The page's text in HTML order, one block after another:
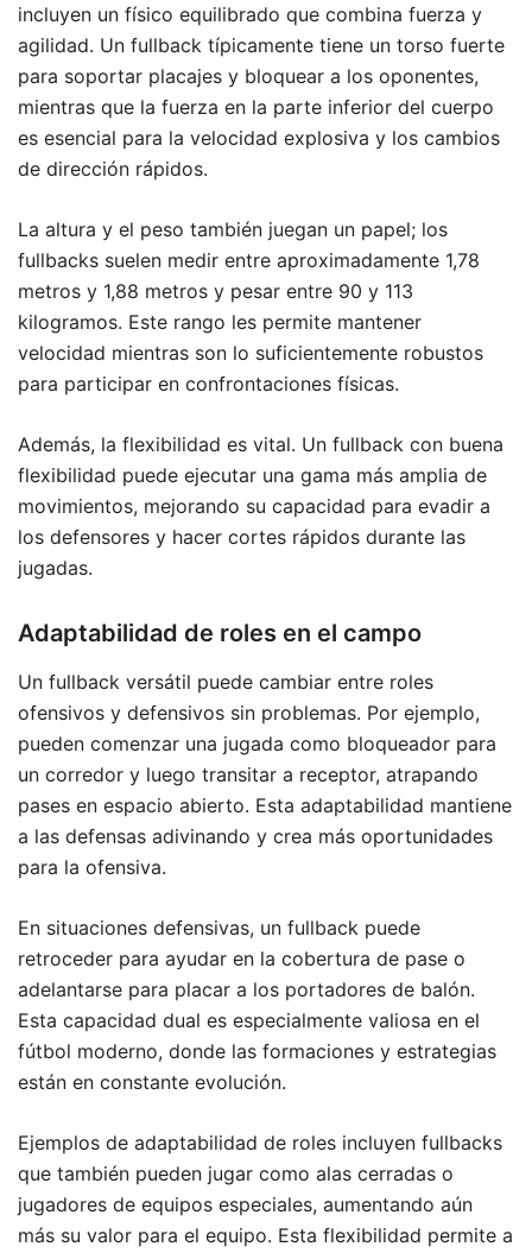
incluyen un físico equilibrado que combina fuerza y
agilidad. Un fullback típicamente tiene un torso fuerte
para soportar placajes y bloquear a los oponentes,
mientras que la fuerza en la parte inferior del cuerpo
es esencial para la velocidad explosiva y los cambios
de dirección rápidos.
La altura y el peso también juegan un papel; los
fullbacks suelen medir entre aproximadamente 1,78
metros y 1,88 metros y pesar entre 90 y 113
kilogramos. Este rango les permite mantener
velocidad mientras son lo suficientemente robustos
para participar en confrontaciones físicas.
Además, la flexibilidad es vital. Un fullback con buena
flexibilidad puede ejecutar una gama más amplia de
movimientos, mejorando su capacidad para evadir a
los defensores y hacer cortes rápidos durante las
jugadas.
Adaptabilidad de roles en el campo
Un fullback versátil puede cambiar entre roles
ofensivos y defensivos sin problemas. Por ejemplo,
pueden comenzar una jugada como bloqueador para
un corredor y luego transitar a receptor, atrapando
pases en espacio abierto. Esta adaptabilidad mantiene
a las defensas adivinando y crea más oportunidades
para la ofensiva.
En situaciones defensivas, un fullback puede
retroceder para ayudar en la cobertura de pase o
adelantarse para placar a los portadores de balón.
Esta capacidad dual es especialmente valiosa en el
fútbol moderno, donde las formaciones y estrategias
están en constante evolución.
Ejemplos de adaptabilidad de roles incluyen fullbacks
que también pueden jugar como alas cerradas o
jugadores de equipos especiales, aumentando aún
más su valor para el equipo. Esta flexibilidad permite a